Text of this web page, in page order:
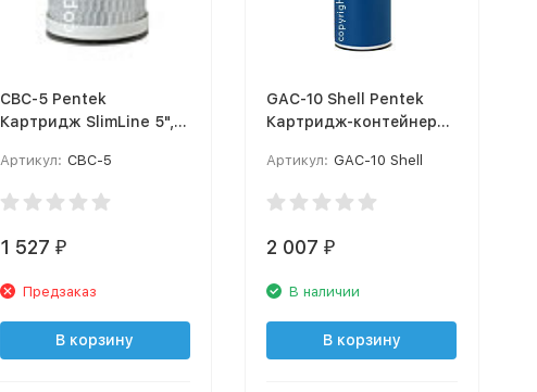
CBC-5 Pentek
Картридж SlimLine 5",
Артикул: CBC-5
1 527 ₽
Предзаказ
В корзину
GAC-10 Shell Pentek
Картридж-контейнер
Артикул: GAC-10 Shell
2 007 ₽
В наличии
В корзину